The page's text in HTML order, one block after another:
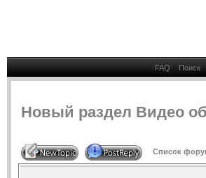
FAQ Поиск
Новый раздел Видео
Список